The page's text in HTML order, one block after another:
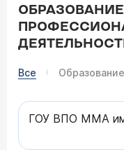
Все Образование
ГОУ ВПО ММА